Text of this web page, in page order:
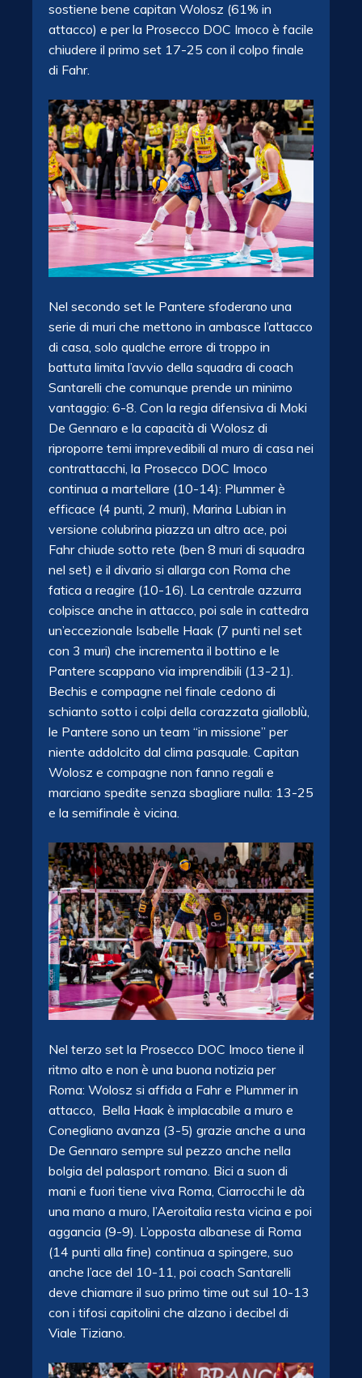
sostiene bene capitan Wolosz (61% in
attacco) e per la Prosecco DOC Imoco è facile
chiudere il primo set 17-25 con il colpo finale
di Fahr.
Nel secondo set le Pantere sfoderano una
serie di muri che mettono in ambasce l’attacco
di casa, solo qualche errore di troppo in
battuta limita l’avvio della squadra di coach
Santarelli che comunque prende un minimo
vantaggio: 6-8. Con la regia difensiva di Moki
De Gennaro e la capacità di Wolosz di
riproporre temi imprevedibili al muro di casa nei
contrattacchi, la Prosecco DOC Imoco
continua a martellare (10-14): Plummer è
efficace (4 punti, 2 muri), Marina Lubian in
versione colubrina piazza un altro ace, poi
Fahr chiude sotto rete (ben 8 muri di squadra
nel set) e il divario si allarga con Roma che
fatica a reagire (10-16). La centrale azzurra
colpisce anche in attacco, poi sale in cattedra
un’eccezionale Isabelle Haak (7 punti nel set
con 3 muri) che incrementa il bottino e le
Pantere scappano via imprendibili (13-21).
Bechis e compagne nel finale cedono di
schianto sotto i colpi della corazzata gialloblù,
le Pantere sono un team “in missione” per
niente addolcito dal clima pasquale. Capitan
Wolosz e compagne non fanno regali e
marciano spedite senza sbagliare nulla: 13-25
e la semifinale è vicina.
Nel terzo set la Prosecco DOC Imoco tiene il
ritmo alto e non è una buona notizia per
Roma: Wolosz si affida a Fahr e Plummer in
attacco, Bella Haak è implacabile a muro e
Conegliano avanza (3-5) grazie anche a una
De Gennaro sempre sul pezzo anche nella
bolgia del palasport romano. Bici a suon di
mani e fuori tiene viva Roma, Ciarrocchi le dà
una mano a muro, l’Aeroitalia resta vicina e poi
aggancia (9-9). L’opposta albanese di Roma
(14 punti alla fine) continua a spingere, suo
anche l’ace del 10-11, poi coach Santarelli
deve chiamare il suo primo time out sul 10-13
con i tifosi capitolini che alzano i decibel di
Viale Tiziano.